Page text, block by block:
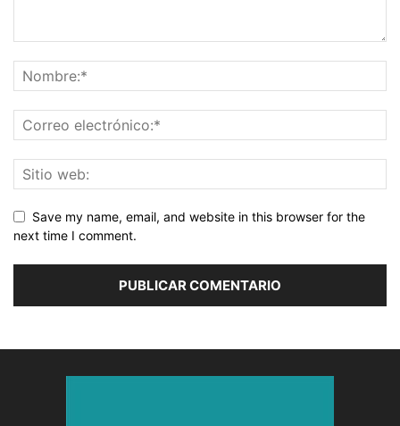
Save my name, email, and website in this browser for the
next time I comment.